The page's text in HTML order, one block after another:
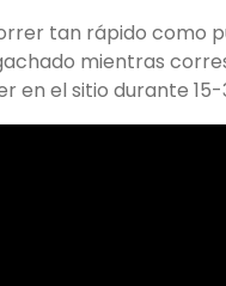
tan rápido como
mientras
en el sitio durante 15-